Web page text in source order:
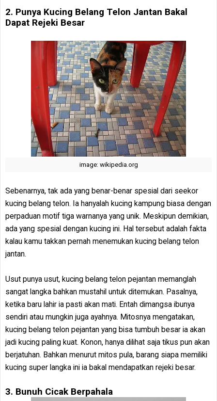
2. Punya Kucing Belang Telon Jantan Bakal
Dapat Rejeki Besar
image: wikipedia.org
Sebenarnya, tak ada yang benar-benar spesial dari seekor
kucing belang telon. Ia hanyalah kucing kampung biasa dengan
perpaduan motif tiga warnanya yang unik. Meskipun demikian,
ada yang spesial dengan kucing ini. Hal tersebut adalah fakta
kalau kamu takkan pernah menemukan kucing belang telon
jantan.
Usut punya usut, kucing belang telon pejantan memanglah
sangat langka bahkan mustahil untuk ditemukan. Pasalnya,
ketika baru lahir ia pasti akan mati. Entah dimangsa ibunya
sendiri atau mungkin juga ayahnya. Mitosnya mengatakan,
kucing belang telon pejantan yang bisa tumbuh besar ia akan
jadi kucing paling kuat. Konon, hanya dilihat saja tikus pun akan
berjatuhan. Bahkan menurut mitos pula, barang siapa memiliki
kucing super langka ini ia bakal mendapatkan rejeki besar.
3. Bunuh Cicak Berpahala